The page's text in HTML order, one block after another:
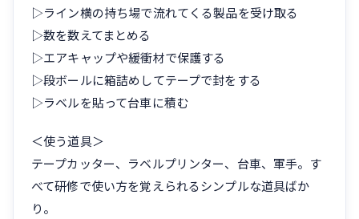
▷ライン横の持ち場で流れてくる製品を受け取る
▷数を数えてまとめる
▷エアキャップや緩衝材で保護する
▷段ボールに箱詰めしてテープで封をする
▷ラベルを貼って台車に積む
＜使う道具＞
テープカッター、ラベルプリンター、台車、軍手。す
べて研修で使い方を覚えられるシンプルな道具ばか
り。